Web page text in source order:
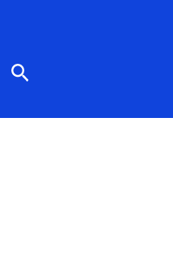
Rechercher